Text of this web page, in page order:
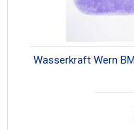
Wasserkraft Wern